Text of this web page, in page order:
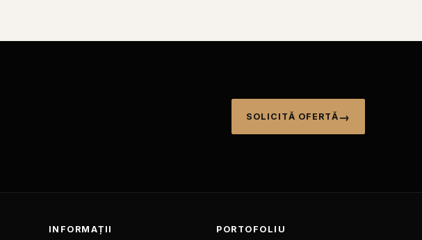
SOLICITĂ OFERTĂ
INFORMAȚII PORTOFOLIU